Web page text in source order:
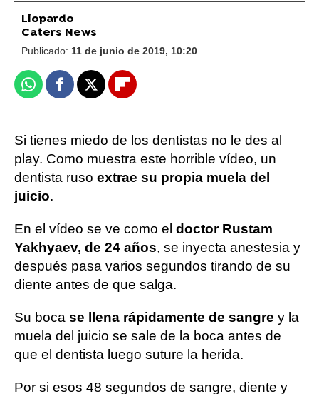
Liopardo
Caters News
Publicado: 11 de junio de 2019, 10:20
WhatsappFacebook
X Flipboard
Si tienes miedo de los dentistas no le des al
play. Como muestra este horrible vídeo, un
dentista ruso extrae su propia muela del
juicio.
En el vídeo se ve como el doctor Rustam
Yakhyaev, de 24 años, se inyecta anestesia y
después pasa varios segundos tirando de su
diente antes de que salga.
Su boca se llena rápidamente de sangre y la
muela del juicio se sale de la boca antes de
que el dentista luego suture la herida.
Por si esos 48 segundos de sangre, diente y